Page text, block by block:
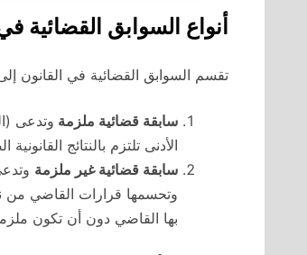
أنواع السوابق القضائية
تقسم السوابق القضائية في القانون
سابقة قضائية ملزمة وتدعى
الأدنى تلتزم بالنتائج
سابقة قضائية غير ملزمة
وتحسمها قرارات القاضي
بها القاضي دون أن تكون